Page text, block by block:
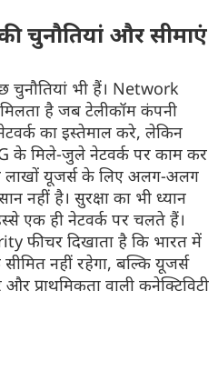
चुनौतियां और सीमाएं
चुनौतियां भी हैं। Network
है जब टेलीकॉम कंपनी
का इस्तेमाल करे, लेकिन
के मिले-जुले नेटवर्क पर काम कर
लाखों यूजर्स के लिए अलग-अलग
नहीं है। सुरक्षा का भी ध्यान
एक ही नेटवर्क पर चलते हैं।
फीचर दिखाता है कि भारत में
नहीं रहेगा, बल्कि यूजर्स
प्राथमिकता वाली कनेक्टिविटी